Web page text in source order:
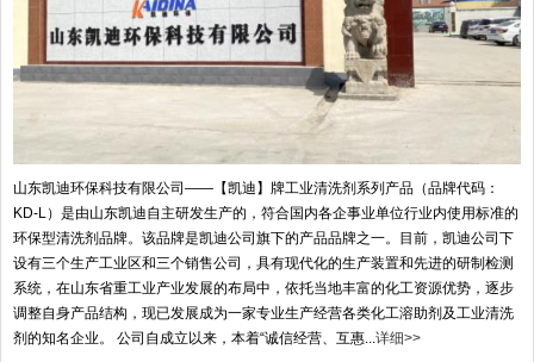
山东凯迪环保科技有限公司——【凯迪】牌工业清洗剂系列产品（品牌代码：
KD-L）是由山东凯迪自主研发生产的，符合国内各企事业单位行业内使用标准的
环保型清洗剂品牌。该品牌是凯迪公司旗下的产品品牌之一。目前，凯迪公司下
设有三个生产工业区和三个销售公司，具有现代化的生产装置和先进的研制检测
系统，在山东省重工业产业发展的布局中，依托当地丰富的化工资源优势，逐步
调整自身产品结构，现已发展成为一家专业生产经营各类化工溶助剂及工业清洗
剂的知名企业。 公司自成立以来，本着“诚信经营、互惠... 详细>>